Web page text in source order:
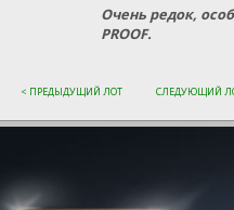
Очень редок,
PROOF.
< ПРЕДЫДУЩИЙ ЛОТ СЛЕДУЮЩИЙ